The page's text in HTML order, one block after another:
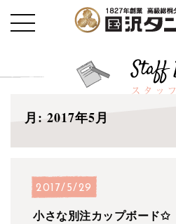
月: 2017年5月
2017/5/29
小さな別注カップボード✩